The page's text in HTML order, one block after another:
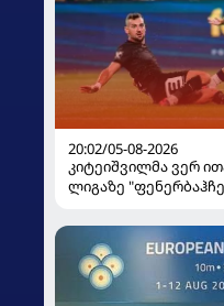
20:02/05-08-2026
კიტეიშვილმა ვერ
ლიგაზე